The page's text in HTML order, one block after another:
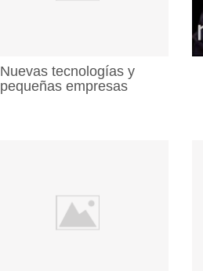
Nuevas tecnologías y
pequeñas empresas